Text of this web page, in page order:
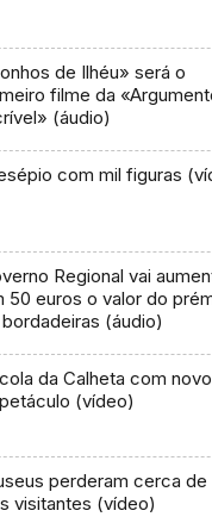
de Ilhéu» será o
filme da
(áudio)
com mil figuras
Regional vai
50 euros o valor do
(áudio)
da Calheta com novo
(vídeo)
perderam cerca de
visitantes (vídeo)